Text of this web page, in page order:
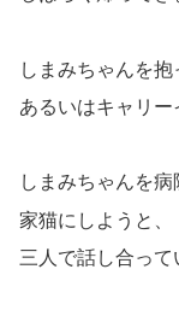
しまみちゃんを抱
あるいはキャリ
しまみちゃんを病
家猫にしようと、
三人で話し合って